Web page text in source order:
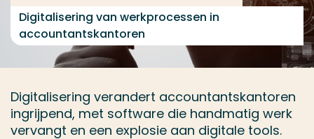
Digitalisering van werkprocessen in
accountantskantoren
Digitalisering verandert accountantskantoren
ingrijpend, met software die handmatig werk
vervangt en een explosie aan digitale tools.